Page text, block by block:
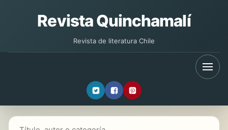
Revista Quinchamalí
Revista de literatura Chile